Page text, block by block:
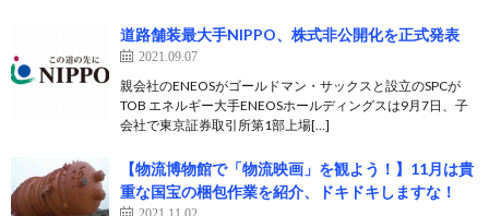
道路舗装最大手NIPPO、株式非公開化を正式発表
2021.09.07
親会社のENEOSがゴールドマン・サックスと設立のSPCが
TOB エネルギー大手ENEOSホールディングスは9月7日、子
会社で東京証券取引所第1部上場[…]
【物流博物館で「物流映画」を観よう！】11月は貴
重な国宝の梱包作業を紹介、ドキドキしますな！
2021.11.02